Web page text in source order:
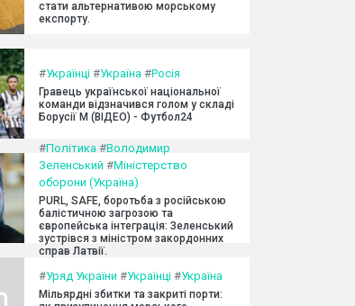
стати альтернативою морському
експорту.
#Українці #Україна #Росія
Гравець української національної
команди відзначився голом у складі
Борусії М (ВІДЕО) - Футбол24
#Політика #Володимир
Зеленський #Міністерство
оборони (Україна)
PURL, SAFE, боротьба з російською
балістичною загрозою та
європейська інтеграція: Зеленський
зустрівся з міністром закордонних
справ Латвії.
#Уряд України #Українці #Україна
Мільярдні збитки та закриті порти: